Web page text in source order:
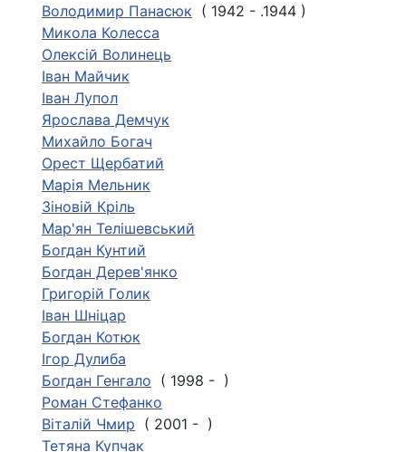
Володимир Панасюк ( 1942 - .1944 )
Микола Колесса
Олексій Волинець
Іван Майчик
Іван Лупол
Ярослава Демчук
Михайло Богач
Орест Щербатий
Марія Мельник
Зiновiй Крiль
Мар'ян Телішевський
Богдан Кунтий
Богдан Дерев'янко
Григорій Голик
Іван Шніцар
Богдан Котюк
Ігор Дулиба
Богдан Генгало ( 1998 - )
Роман Стефанко
Віталій Чмир ( 2001 - )
Тетяна Купчак